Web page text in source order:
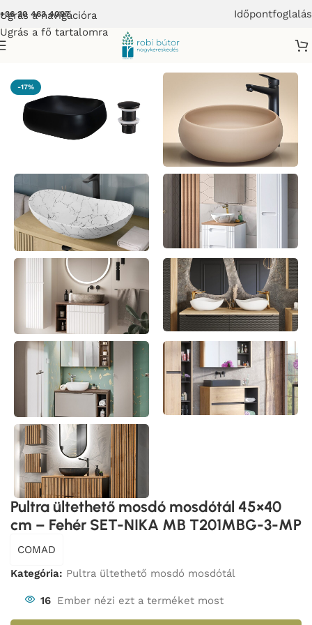
Ugrás a navigációra
Ugrás a fő tartalomra
+36 20 463 4097 Időpontfoglalás
Fürdőszoba bútor/Pultra ültethető mosdó mosdótál
-17%
Pultra ültethető mosdó mosdótál 45×40
cm – Fehér SET-NIKA MB T201MBG-3-MP
COMAD
Kategória: Pultra ültethető mosdó mosdótál
16 Ember nézi ezt a terméket most